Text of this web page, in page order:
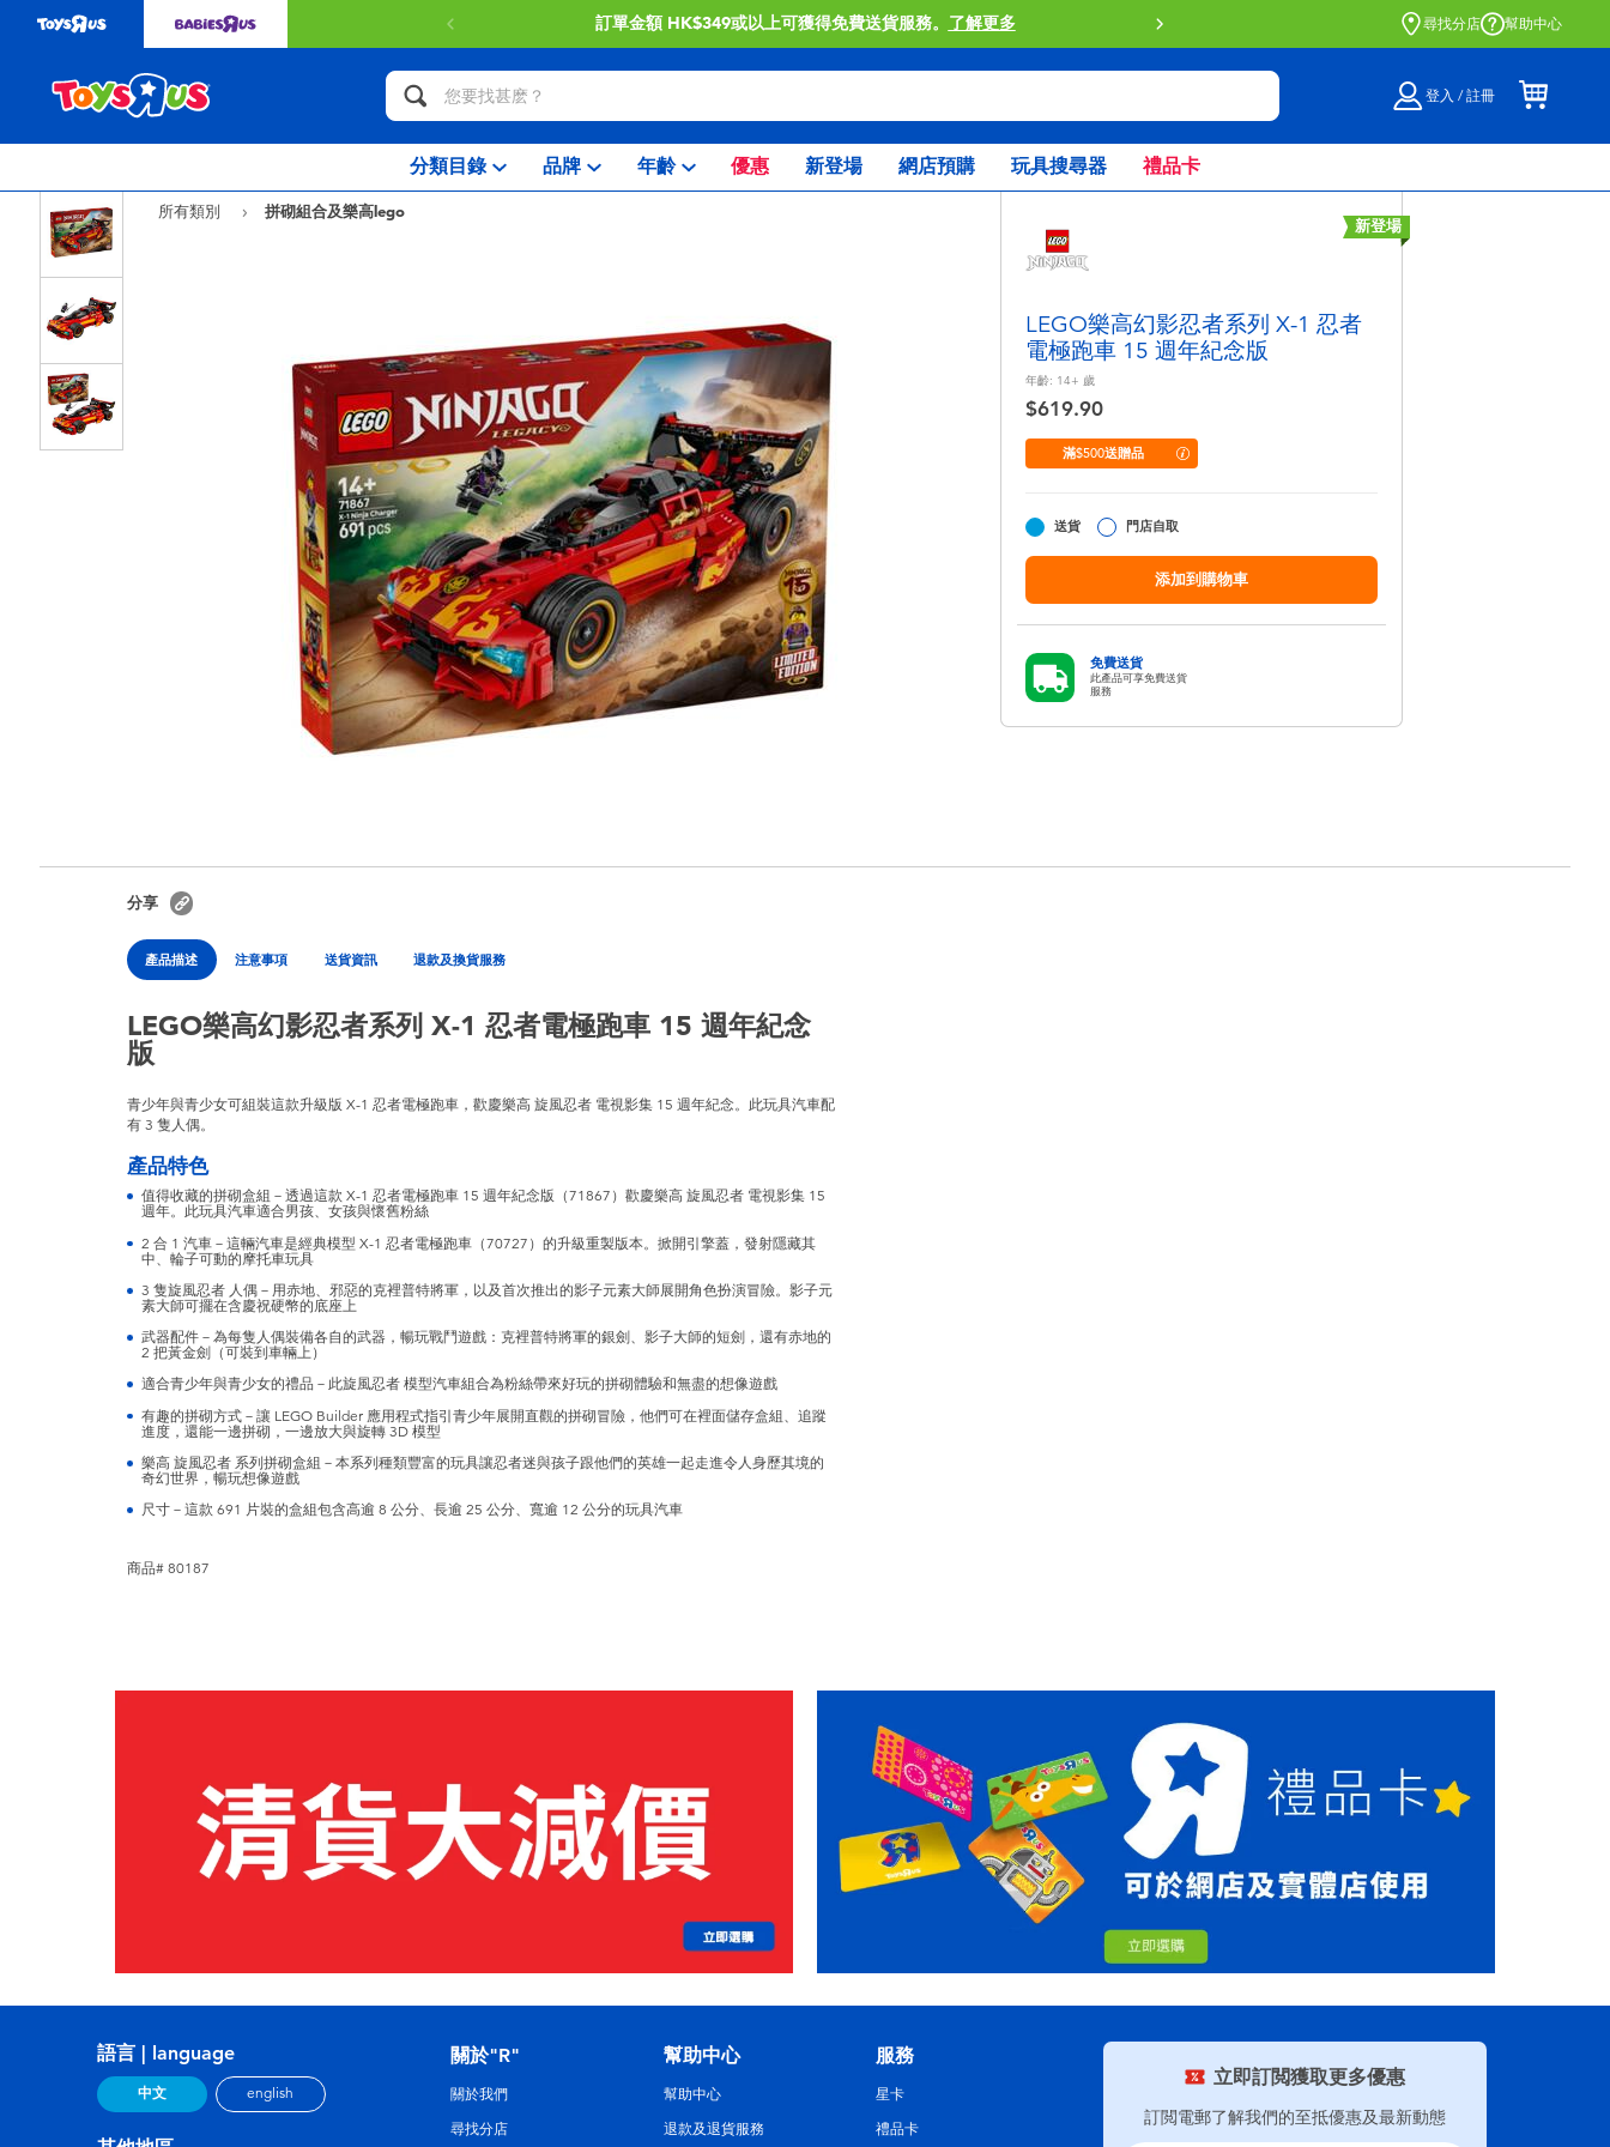
訂單金額 HK$349或以上可獲得免費送貨服務。 了解更多 門店自取服務 網上購買並在店內
尋找分店 幫助中心
登入 / 註冊
分類目錄 品牌 年齡 優惠 新登場 網店預購 玩具搜尋器 禮品卡
所有類別
拼砌組合及樂高lego
新登場
LEGO樂高幻影忍者系列 X-1 忍者
電極跑車 15 週年紀念版
年齡: 14+ 歲
$619.90
滿$500送贈品
送貨 門店自取
添加到購物車
免費送貨
此產品可享免費送貨
服務
分享
產品描述 注意事項 送貨資訊 退款及換貨服務
LEGO樂高幻影忍者系列 X-1 忍者電極跑車 15 週年紀念
版
青少年與青少女可組裝這款升級版 X-1 忍者電極跑車，歡慶樂高 旋風忍者 電視影集 15 週年紀念。此玩具汽車配
有 3 隻人偶。
產品特色
值得收藏的拼砌盒組－透過這款 X-1 忍者電極跑車 15 週年紀念版（71867）歡慶樂高 旋風忍者 電視影集 15
週年。此玩具汽車適合男孩、女孩與懷舊粉絲
2 合 1 汽車－這輛汽車是經典模型 X-1 忍者電極跑車（70727）的升級重製版本。掀開引擎蓋，發射隱藏其
中、輪子可動的摩托車玩具
3 隻旋風忍者 人偶－用赤地、邪惡的克裡普特將軍，以及首次推出的影子元素大師展開角色扮演冒險。影子元
素大師可擺在含慶祝硬幣的底座上
武器配件－為每隻人偶裝備各自的武器，暢玩戰鬥遊戲：克裡普特將軍的銀劍、影子大師的短劍，還有赤地的
2 把黃金劍（可裝到車輛上）
適合青少年與青少女的禮品－此旋風忍者 模型汽車組合為粉絲帶來好玩的拼砌體驗和無盡的想像遊戲
有趣的拼砌方式－讓 LEGO Builder 應用程式指引青少年展開直觀的拼砌冒險，他們可在裡面儲存盒組、追蹤
進度，還能一邊拼砌，一邊放大與旋轉 3D 模型
樂高 旋風忍者 系列拼砌盒組－本系列種類豐富的玩具讓忍者迷與孩子跟他們的英雄一起走進令人身歷其境的
奇幻世界，暢玩想像遊戲
尺寸－這款 691 片裝的盒組包含高逾 8 公分、長逾 25 公分、寬逾 12 公分的玩具汽車
商品# 80187
立即訂閲獲取更多優惠
訂閲電郵了解我們的至抵優惠及最新動態
語言 | language
中文 english
關於"R"
關於我們
尋找分店
幫助中心
幫助中心
退款及退貨服務
服務
星卡
禮品卡